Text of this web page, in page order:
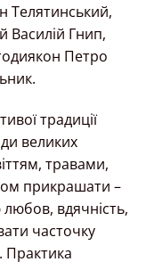
Телятинський,
Василій Гнип,
Петро
традиції
великих
травами,
прикрашати –
вдячність,
часточку
Практика